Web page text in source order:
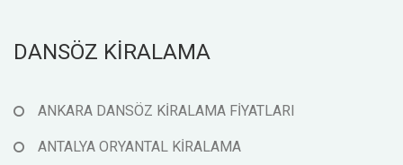
DANSÖZ KİRALAMA
ANKARA DANSÖZ KİRALAMA FİYATLARI
ANTALYA ORYANTAL KİRALAMA